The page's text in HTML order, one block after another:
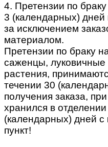
4. Претензии по
3 (календарных) дней
за исключением
материалом.
Претензии по браку
саженцы,
растения,
течении 30
получения заказа,
хранился в
(календарных) дней
пункт!